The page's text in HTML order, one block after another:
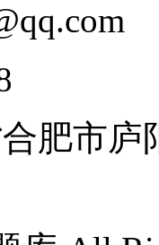
肥市